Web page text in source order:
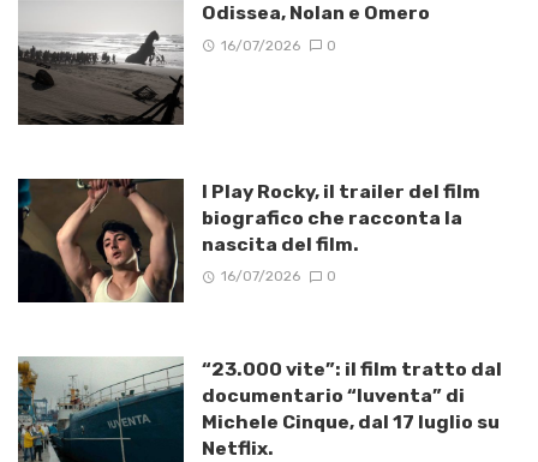
Odissea, Nolan e Omero
16/07/2026 0
I Play Rocky, il trailer del film
biografico che racconta la
nascita del film.
16/07/2026 0
“23.000 vite”: il film tratto dal
documentario “Iuventa” di
Michele Cinque, dal 17 luglio su
Netflix.